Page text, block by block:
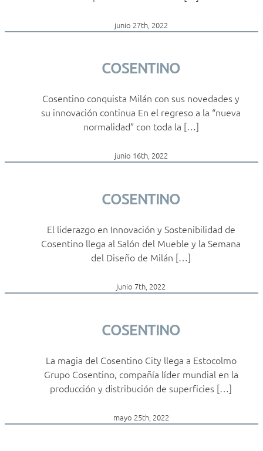
junio 27th, 2022
COSENTINO
Cosentino conquista Milán con sus novedades y
su innovación continua En el regreso a la “nueva
normalidad” con toda la […]
junio 16th, 2022
COSENTINO
El liderazgo en Innovación y Sostenibilidad de
Cosentino llega al Salón del Mueble y la Semana
del Diseño de Milán […]
junio 7th, 2022
COSENTINO
La magia del Cosentino City llega a Estocolmo
Grupo Cosentino, compañía líder mundial en la
producción y distribución de superficies […]
mayo 25th, 2022